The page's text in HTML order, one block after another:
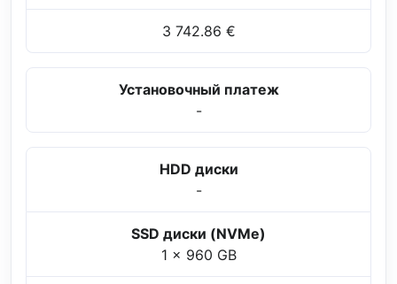
3 742.86 €
Установочный платеж
-
HDD диски
-
SSD диски (NVMe)
1 x 960 GB